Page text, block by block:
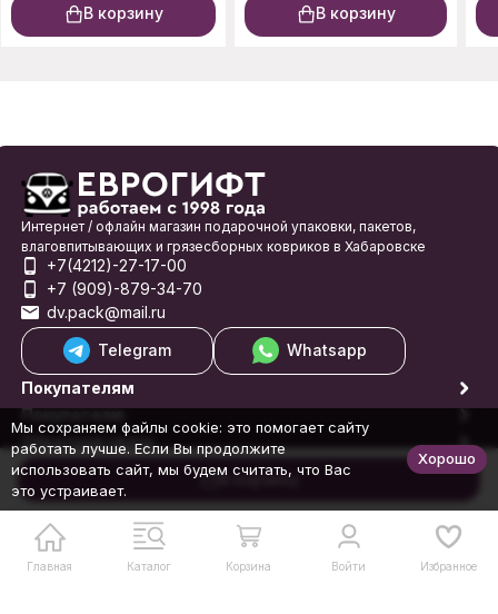
В корзину
В корзину В корзину
Главная Каталог Корзина Войти Избранное
Интернет / офлайн магазин подарочной упаковки, пакетов,
влаговпитывающих и грязесборных ковриков в Хабаровске
+7(4212)-27-17-00
+7 (909)-879-34-70
dv.pack@mail.ru
Telegram
Whatsapp
Покупателям
Покупателю
Обратная связь
© 1998-2026 Еврогифт
Мы сохраняем файлы cookie: это помогает сайту
работать лучше. Если Вы продолжите
использовать сайт, мы будем считать, что Вас
это устраивает.
Хорошо